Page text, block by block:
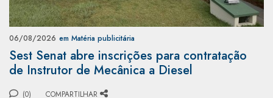
06/08/2026 em Matéria publicitária
Sest Senat abre inscrições para contratação
de Instrutor de Mecânica a Diesel
(0) COMPARTILHAR